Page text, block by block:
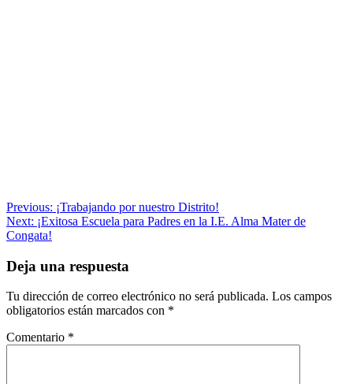
Navegación
de
Previous: ¡Trabajando por nuestro Distrito!
Next: ¡Exitosa Escuela para Padres en la I.E. Alma Mater de
Congata!
Deja una respuesta
Tu dirección de correo electrónico no será publicada. Los campos
obligatorios están marcados con *
Comentario *